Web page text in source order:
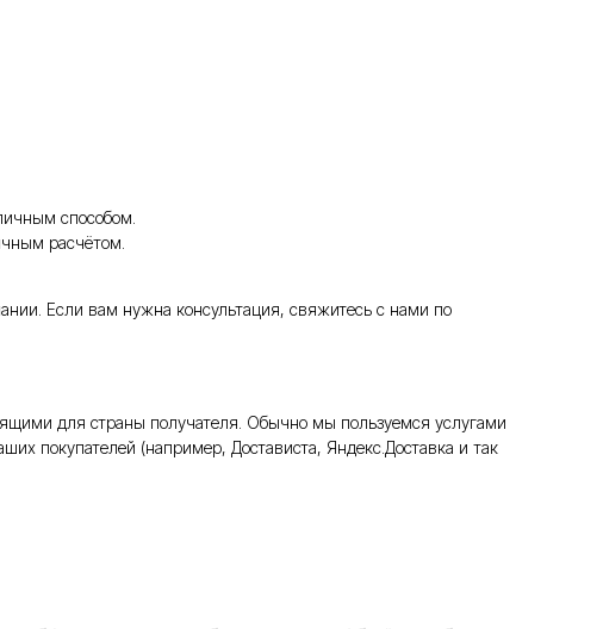
способом.
расчётом.
Если вам нужна консультация, свяжитесь с нами по
для страны получателя. Обычно мы пользуемся услугами
покупателей (например, Достависта, Яндекс.Доставка и так